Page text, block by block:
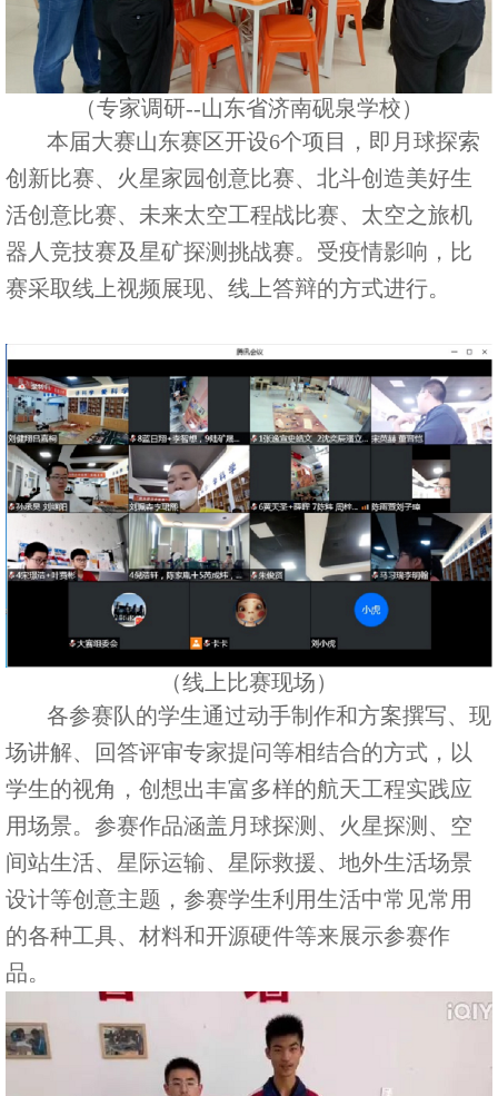
（专家调研--山东省济南砚泉学校）
本届大赛山东赛区开设6个项目，即月球探索
创新比赛、火星家园创意比赛、北斗创造美好生
活创意比赛、未来太空工程战比赛、太空之旅机
器人竞技赛及星矿探测挑战赛。受疫情影响，比
赛采取线上视频展现、线上答辩的方式进行。
（线上比赛现场）
各参赛队的学生通过动手制作和方案撰写、现
场讲解、回答评审专家提问等相结合的方式，以
学生的视角，创想出丰富多样的航天工程实践应
用场景。参赛作品涵盖月球探测、火星探测、空
间站生活、星际运输、星际救援、地外生活场景
设计等创意主题，参赛学生利用生活中常见常用
的各种工具、材料和开源硬件等来展示参赛作
品。